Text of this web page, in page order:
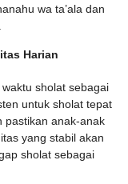
wa ta’ala dan
Harian
sholat sebagai
untuk sholat tepat
pastikan anak-anak
yang stabil akan
sholat sebagai